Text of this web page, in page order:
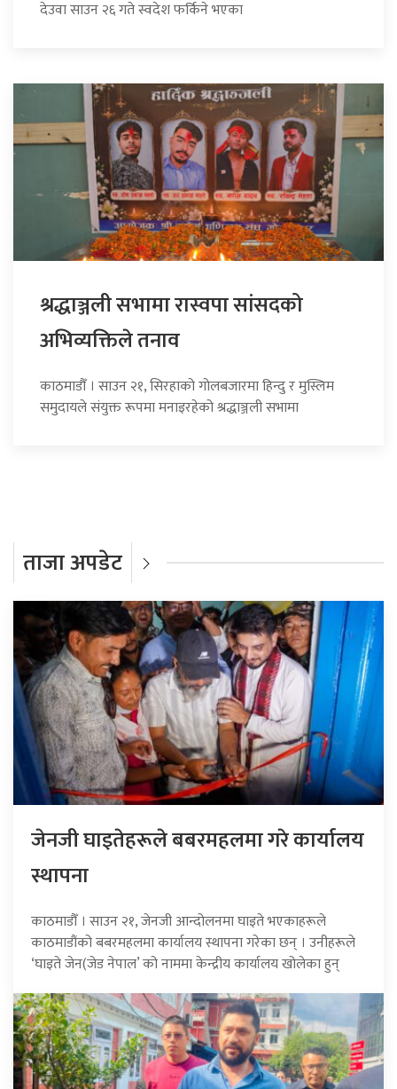
देउवा साउन २६ गते स्वदेश फर्किने भएका
श्रद्धाञ्जली सभामा रास्वपा सांसदको
अभिव्यक्तिले तनाव
काठमाडौँ । साउन २१, सिरहाको गोलबजारमा हिन्दु र मुस्लिम
समुदायले संयुक्त रूपमा मनाइरहेको श्रद्धाञ्जली सभामा
ताजा अपडेट
जेनजी घाइतेहरूले बबरमहलमा गरे कार्यालय
स्थापना
काठमाडौँ । साउन २१, जेनजी आन्दोलनमा घाइते भएकाहरूले
काठमाडौंको बबरमहलमा कार्यालय स्थापना गरेका छन् । उनीहरूले
‘घाइते जेन(जेड नेपाल’ को नाममा केन्द्रीय कार्यालय खोलेका हुन्